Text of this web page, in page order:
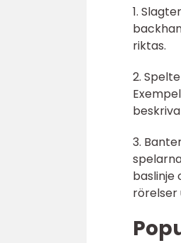
1.
riktas.
2.
3.
baslinje
rörelser